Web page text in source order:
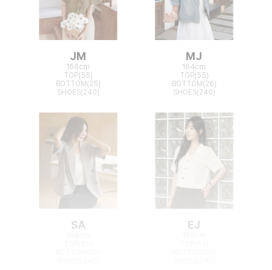
JM
166cm
TOP(55)
BOTTOM(25)
SHOES(240)
MJ
164cm
TOP(55)
BOTTOM(26)
SHOES(240)
SA EJ